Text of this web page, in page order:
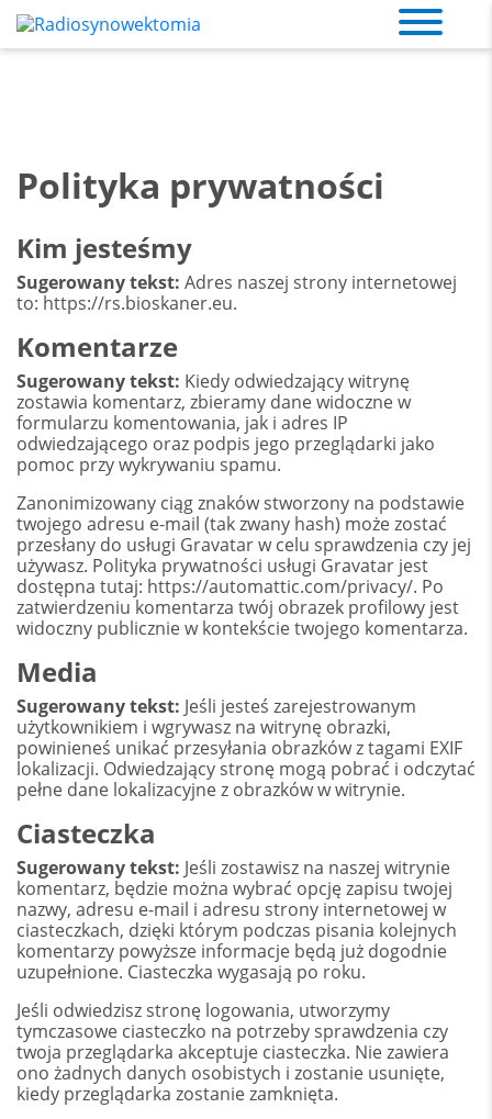
Skip
content
Radiosynowektomia
Polityka prywatności
Kim jesteśmy
Sugerowany tekst: Adres naszej strony internetowej
to: https://rs.bioskaner.eu.
Komentarze
Sugerowany tekst: Kiedy odwiedzający witrynę
zostawia komentarz, zbieramy dane widoczne w
formularzu komentowania, jak i adres IP
odwiedzającego oraz podpis jego przeglądarki jako
pomoc przy wykrywaniu spamu.
Zanonimizowany ciąg znaków stworzony na podstawie
twojego adresu e-mail (tak zwany hash) może zostać
przesłany do usługi Gravatar w celu sprawdzenia czy jej
używasz. Polityka prywatności usługi Gravatar jest
dostępna tutaj: https://automattic.com/privacy/. Po
zatwierdzeniu komentarza twój obrazek profilowy jest
widoczny publicznie w kontekście twojego komentarza.
Media
Sugerowany tekst: Jeśli jesteś zarejestrowanym
użytkownikiem i wgrywasz na witrynę obrazki,
powinieneś unikać przesyłania obrazków z tagami EXIF
lokalizacji. Odwiedzający stronę mogą pobrać i odczytać
pełne dane lokalizacyjne z obrazków w witrynie.
Ciasteczka
Sugerowany tekst: Jeśli zostawisz na naszej witrynie
komentarz, będzie można wybrać opcję zapisu twojej
nazwy, adresu e-mail i adresu strony internetowej w
ciasteczkach, dzięki którym podczas pisania kolejnych
komentarzy powyższe informacje będą już dogodnie
uzupełnione. Ciasteczka wygasają po roku.
Jeśli odwiedzisz stronę logowania, utworzymy
tymczasowe ciasteczko na potrzeby sprawdzenia czy
twoja przeglądarka akceptuje ciasteczka. Nie zawiera
ono żadnych danych osobistych i zostanie usunięte,
kiedy przeglądarka zostanie zamknięta.